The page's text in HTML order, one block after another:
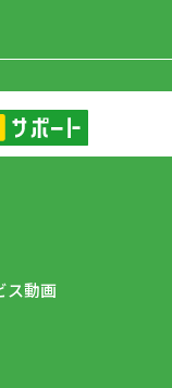
ス動画